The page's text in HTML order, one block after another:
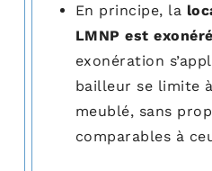
En principe, la
LMNP est
exonération
bailleur se limite
meublé, sans
comparables à